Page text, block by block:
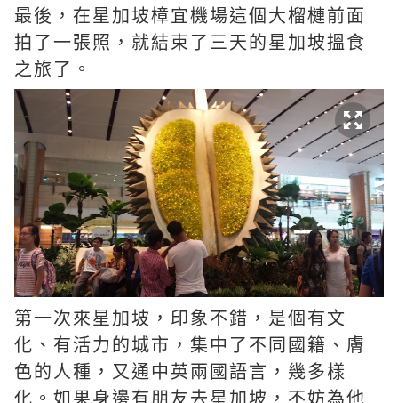
最後，在星加坡樟宜機場這個大榴槤前面
拍了一張照，就結束了三天的星加坡搵食
之旅了。
第一次來星加坡，印象不錯，是個有文
化、有活力的城市，集中了不同國籍、膚
色的人種，又通中英兩國語言，幾多樣
化。如果身邊有朋友去星加坡，不妨為他